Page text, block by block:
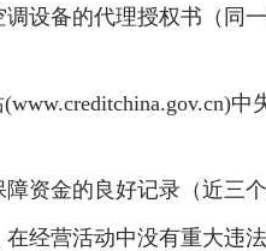
设备的代理授权书（同
资金的良好记录（近三
经营活动中没有重大违法